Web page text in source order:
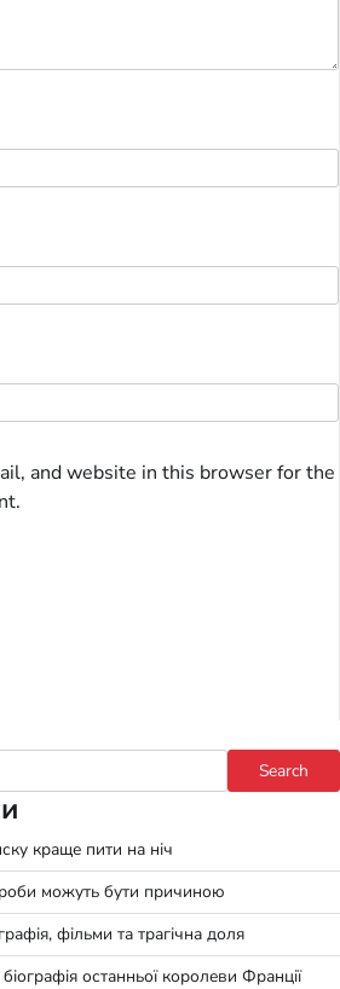
and website in this browser for the
Search
краще пити на ніч
можуть бути причиною
фільми та трагічна доля
останньої королеви Франції